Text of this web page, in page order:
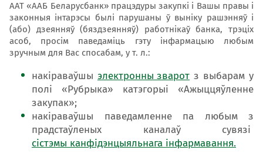
ААТ «ААБ Беларусбанк» працэдуры закупкі і Вашы правы і
законныя інтарэсы былі парушаны ў выніку рашэнняў і
(або) дзеянняў (бяздзеянняў) работнікаў банка, трэціх
асоб, просім паведаміць гэту інфармацыю любым
зручным для Вас спосабам, у т. л.:
накіраваўшы электронны зварот з выбарам у
полі «Рубрыка» катэгорыі «Ажыццяўленне
закупак»;
накіраваўшы паведамленне па любым з
прадстаўленых каналаў сувязі
сістэмы канфідэнцыяльнага інфармавання.